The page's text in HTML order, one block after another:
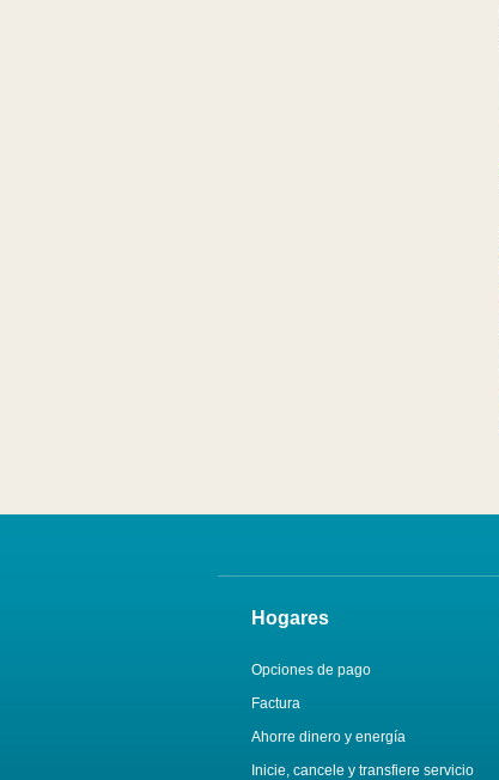
Hogares
Opciones de pago
Factura
Ahorre dinero y energía
Inicie, cancele y transfiere servicio